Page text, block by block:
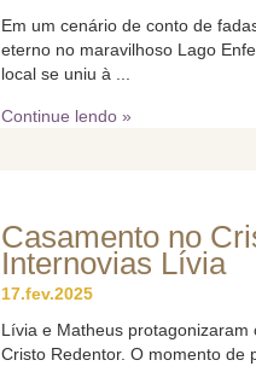
Em um cenário de conto de
eterno no maravilhoso Lago
local se uniu à ...
Continue lendo »
Casamento no
Internovias Lívia
17.fev.2025
Lívia e Matheus
Cristo Redentor. O momento de